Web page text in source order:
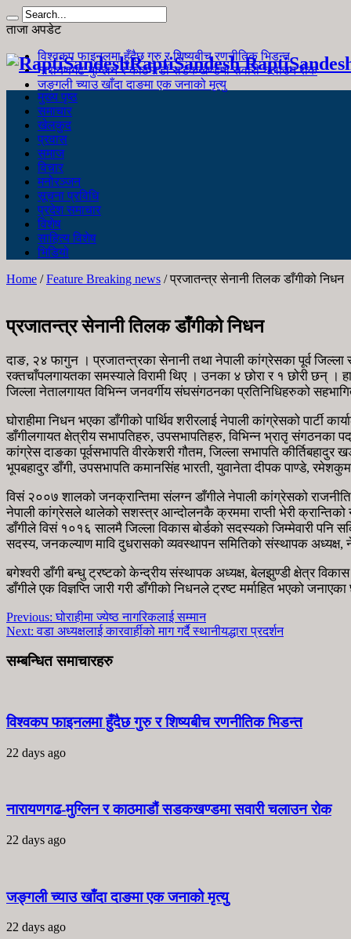
ताजा अपडेट
विश्वकप फाइनलमा हुँदैछ गुरु र शिष्यबीच रणनीतिक भिडन्त
नारायणगढ-मुग्लिन र काठमाडौं सडकखण्डमा सवारी चलाउन रोक
जङ्गली च्याउ खाँदा दाङमा एक जनाको मृत्यु
RaptiSandesh
मुख्य पृष्ठ
समाचार
खेलकुद
प्रवास
समाज
विचार
मनोरञ्जन
सूचना प्रविधि
प्रदेश समाचार
विशेष
साहित्य विशेष
भिडियो
Home /Feature Breaking news /प्रजातन्त्र सेनानी तिलक डाँगीको निधन
प्रजातन्त्र सेनानी तिलक डाँगीको निधन
दाङ, २४ फागुन । प्रजातन्त्रका सेनानी तथा नेपाली कांग्रेसका पूर्व
रक्तचाँपलगायतका समस्याले विरामी थिए । उनका ४ छोरा र १ छोरी छन् ।
जिल्ला नेतालगायत विभिन्न जनवर्गीय संघसंगठनका प्रतिनिधिहरुको
घोराहीमा निधन भएका डाँगीको पार्थिव शरीरलाई नेपाली कांग्रेसको पार्टी
डाँगीलगायत क्षेत्रीय सभापतिहरु, उपसभापतिहरु, विभिन्न भ्रातृ संगठनका
कांग्रेस दाङका पूर्वसभापति वीरकेशरी गौतम, जिल्ला सभापति
भूपबहादुर डाँगी, उपसभापति कमानसिंह भारती, युवानेता दीपक पाण्डे,
विसं २००७ शालको जनक्रान्तिमा संलग्न डाँगीले नेपाली कांग्रेसको
नेपाली कांग्रेसले थालेको सशस्त्र आन्दोलनकै क्रममा राप्ती भेरी
डाँगीले विसं १०१६ सालमै जिल्ला विकास बोर्डको सदस्यको जिम्मेवारी पनि
सदस्य, जनकल्याण मावि दुधरासको व्यवस्थापन समितिको संस्थापक अध्यक्ष,
बगेश्वरी डाँगी बन्धु ट्रष्टको केन्द्रीय संस्थापक अध्यक्ष, बेलझुण्डी क्षेत्र
डाँगीले एक विज्ञप्ति जारी गरी डाँगीको निधनले ट्रष्ट मर्माहित भएको
Previous: घोराहीमा ज्येष्ठ नागरिकलाई सम्मान
Next: वडा अध्यक्षलाई कारवार्हीको माग गर्दै स्थानीयद्धारा प्रदर्शन
सम्बन्धित समाचारहरु
विश्वकप फाइनलमा हुँदैछ गुरु र शिष्यबीच रणनीतिक भिडन्त
22 days ago
नारायणगढ-मुग्लिन र काठमाडौं सडकखण्डमा सवारी चलाउन रोक
22 days ago
जङ्गली च्याउ खाँदा दाङमा एक जनाको मृत्यु
22 days ago